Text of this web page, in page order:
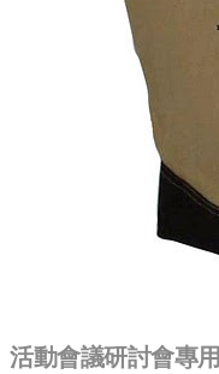
活動會議研討會專